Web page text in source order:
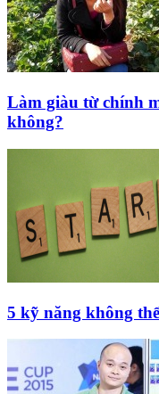
Làm giàu từ chính
không?
5 kỹ năng không